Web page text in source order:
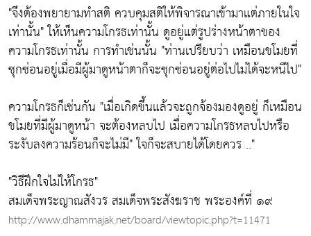
"จึงต้องพยายามทำสติ ควบคุมสติให้พิจารณาเข้ามาแต่ภายในใจ
เท่านั้น"ให้เห็นความโกรธเท่านั้น ดูอยู่แต่รูปร่างหน้าตาของ
ความโกรธเท่านั้น การทำเช่นนั้น "ท่านเปรียบว่า เหมือนขโมยที่
ซุกซ่อนอยู่เมื่อมีผู้มาดูหน้าตาก็จะซุกซ่อนอยู่ต่อไปไม่ได้จะหนีไป"
ความโกรธก็เช่นกัน "เมื่อเกิดขึ้นแล้วจะถูกจ้องมองดูอยู่ ก็เหมือน
ขโมยที่มีผู้มาดูหน้า จะต้องหลบไป เมื่อความโกรธหลบไปหรือ
ระงับลงความร้อนก็จะไม่มี"ใจก็จะสบายได้โดยควร .."
"วิธีฝึกใจไม่ให้โกรธ"
สมเด็จพระญาณสังวร สมเด็จพระสังฆราช พระองค์ที่ ๑๙
http://www.dhammajak.net/board/viewtopic.php?t=11471